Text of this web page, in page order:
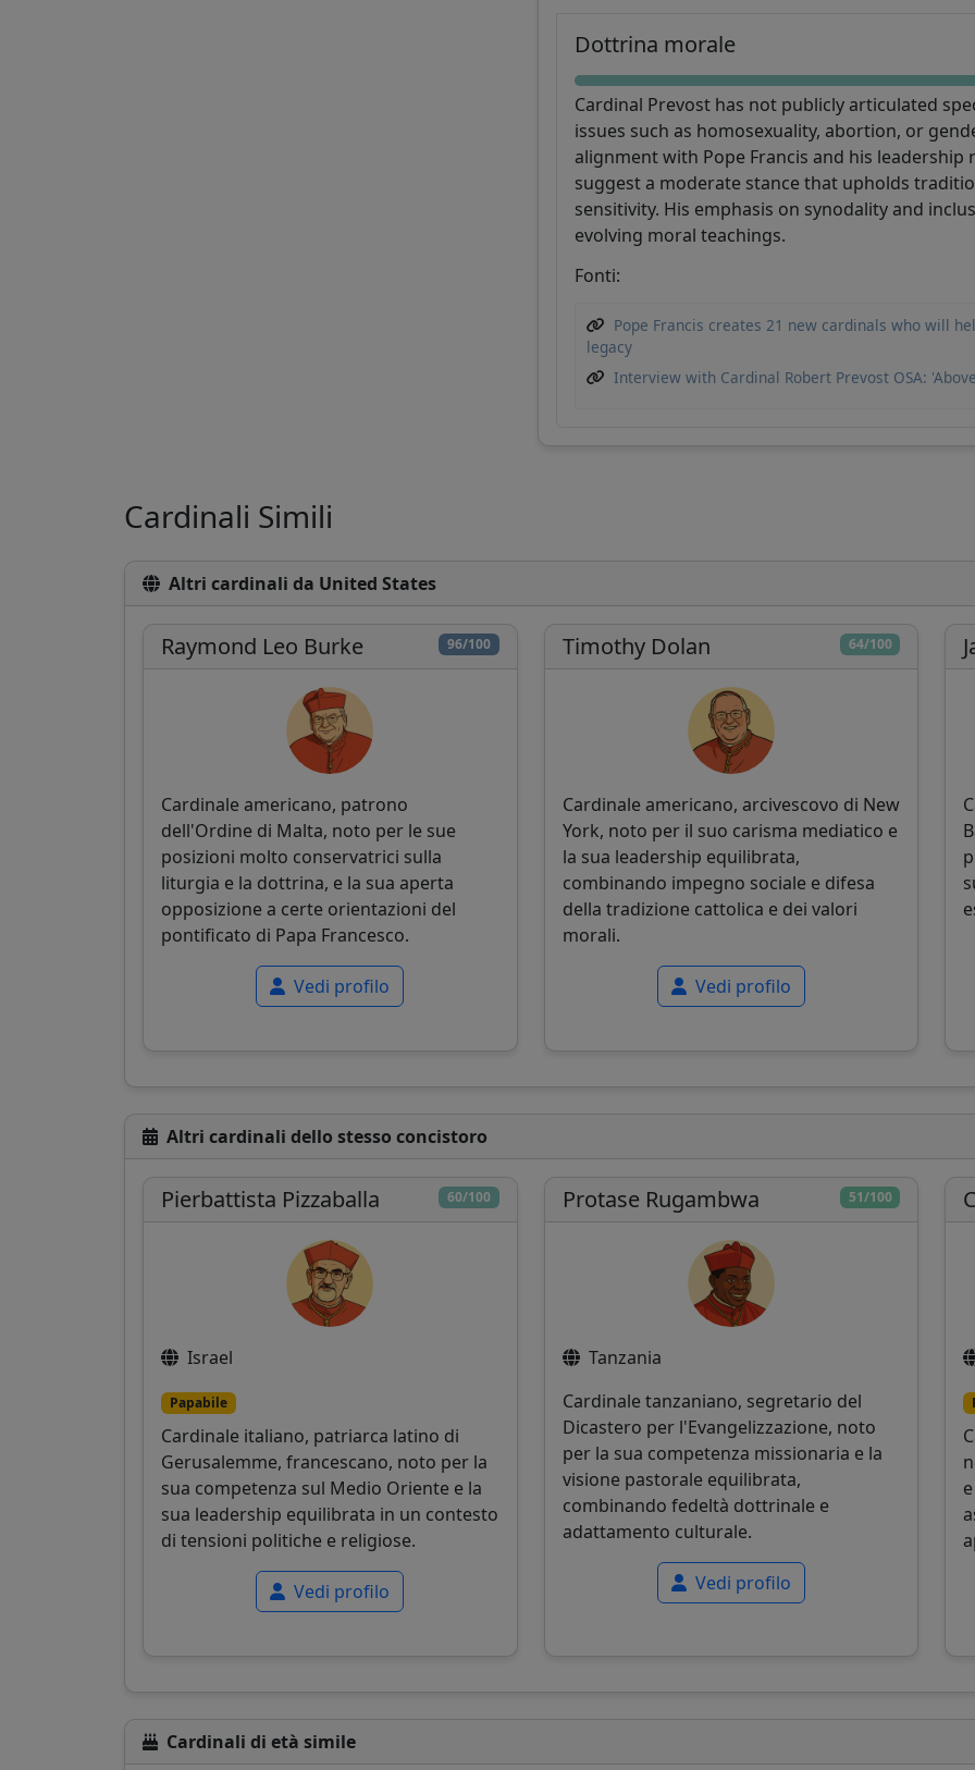
Dottrina morale
Cardinal Prevost has not publicly articulated
issues such as homosexuality, abortion, or
alignment with Pope Francis and his
suggest a moderate stance that upholds
sensitivity. His emphasis on synodality and
evolving moral teachings.
Fonti:
Pope Francis creates 21 new cardinals who will
legacy
Interview with Cardinal Robert Prevost OSA:
Cardinali Simili
Altri cardinali da United States
96/100
Raymond Leo Burke
Cardinale americano, patrono
dell'Ordine di Malta, noto per le sue
posizioni molto conservatrici sulla
liturgia e la dottrina, e la sua aperta
opposizione a certe orientazioni del
pontificato di Papa Francesco.
Vedi profilo
64/100
Timothy Dolan
Cardinale americano, arcivescovo di New
York, noto per il suo carisma mediatico e
la sua leadership equilibrata,
combinando impegno sociale e difesa
della tradizione cattolica e dei valori
morali.
Vedi profilo
Altri cardinali dello stesso concistoro
60/100
Pierbattista Pizzaballa
Israel
Papabile
Cardinale italiano, patriarca latino di
Gerusalemme, francescano, noto per la
sua competenza sul Medio Oriente e la
sua leadership equilibrata in un contesto
di tensioni politiche e religiose.
Vedi profilo
51/100
Protase Rugambwa
Tanzania
Cardinale tanzaniano, segretario del
Dicastero per l'Evangelizzazione, noto
per la sua competenza missionaria e la
visione pastorale equilibrata,
combinando fedeltà dottrinale e
adattamento culturale.
Vedi profilo
Cardinali di età simile
CatéGPT.chat
Aiutaci a continuare la nostra missione
ha bisogno del tuo supporto per continuare a
sviluppare strumenti di analisi e migliorare la
Dona